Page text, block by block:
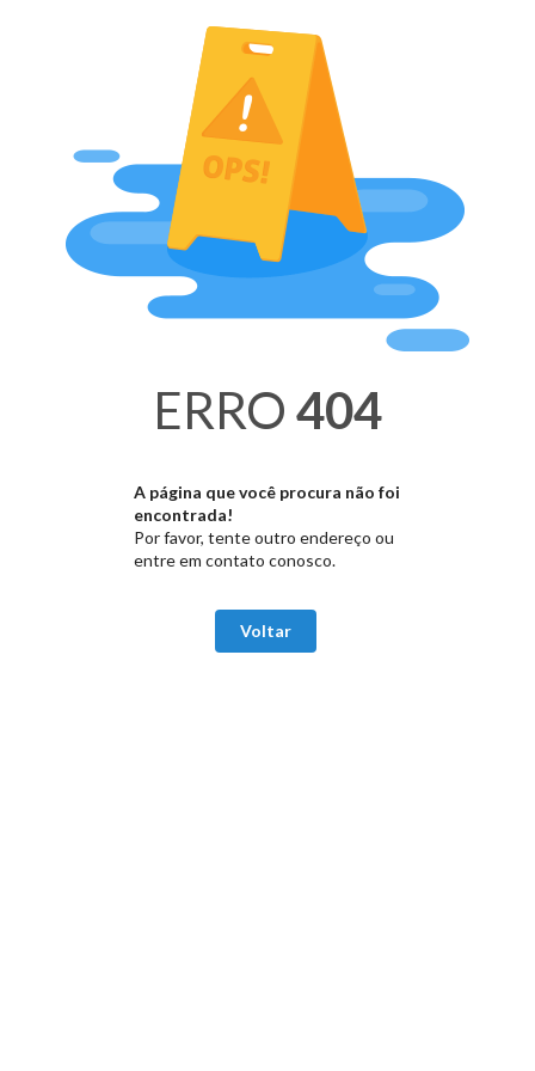
ERRO 404
A página que você procura não foi
encontrada!
Por favor, tente outro endereço ou
entre em contato conosco.
Voltar